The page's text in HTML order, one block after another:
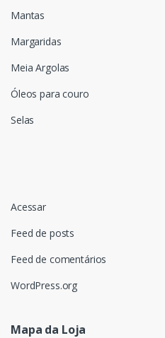
Mantas
Margaridas
Meia Argolas
Óleos para couro
Selas
Acessar
Feed de posts
Feed de comentários
WordPress.org
Mapa da Loja